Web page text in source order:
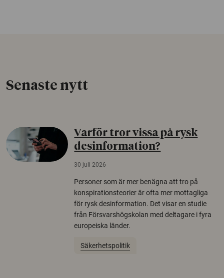
Senaste nytt
Varför tror vissa på rysk
desinformation?
30 juli 2026
Personer som är mer benägna att tro på
konspirationsteorier är ofta mer mottagliga
för rysk desinformation. Det visar en studie
från Försvarshögskolan med deltagare i fyra
europeiska länder.
Säkerhetspolitik